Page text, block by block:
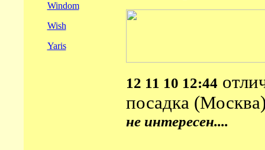
Windom
Wish
Yaris
12 11 10 12:44
посадка
не интересен....